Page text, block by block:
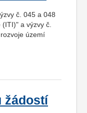
č. 045 a 048
a výzvy č.
území
žádostí